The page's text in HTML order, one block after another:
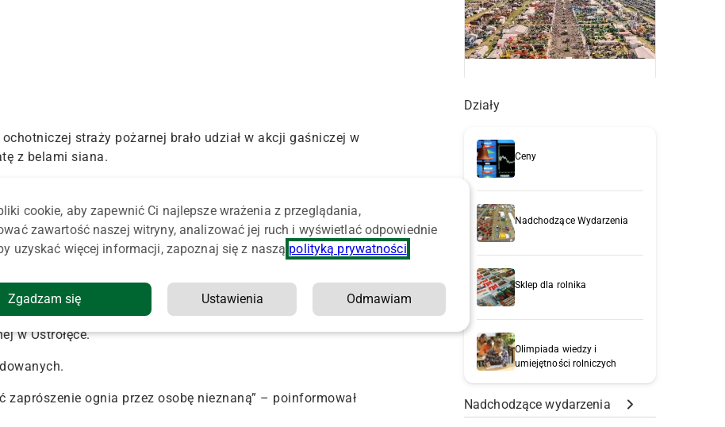
straży pożarnej brało udział w akcji gaśniczej w
z belami siana.
w miejscowości Niedźwiedź (pow. ostrołęcki, woj.
zastępy strażaków z jednostek: OSP Myszyniec, OSP
oraz PSP Ostrołęka.
siana w liczbie około 120 sztuk oraz więźba dachowa
Strażacy przystąpili do akcji gaśniczej. W jej
Bele były następnie przewożone na łąkę i tam przelewane
st. kpt. Adrian Stupski, oficer prasowy
w Ostrołęce.
zaprószenie ognia przez osobę nieznaną” – poinformował
Działy
Ceny
Nadchodzące Wydarzenia
Sklep dla rolnika
Olimpiada wiedzy i
umiejętności rolniczych
Nadchodzące wydarzenia
cookie, aby zapewnić Ci najlepsze wrażenia z przeglądania,
zawartość naszej witryny, analizować jej ruch i wyświetlać odpowiednie
uzyskać więcej informacji, zapoznaj się z naszą polityką prywatności
Zgadzam się Ustawienia Odmawiam